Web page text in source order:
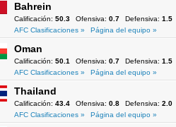
Bahrein
Calificación: 50.3 Ofensiva: 0.7 Defensiva: 1.5
AFC Clasificaciones »
Página del equipo »
Oman
Calificación: 50.1 Ofensiva: 0.7 Defensiva: 1.5
AFC Clasificaciones »
Página del equipo »
Thailand
Calificación: 43.4 Ofensiva: 0.8 Defensiva: 2.0
AFC Clasificaciones »
Página del equipo »